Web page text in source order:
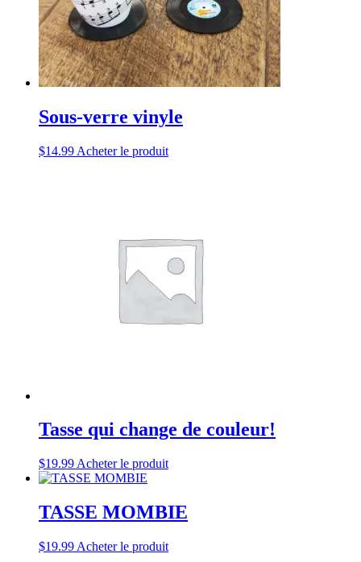
Sous-verre vinyle
$14.99 Acheter le produit
Tasse qui change de couleur!
$19.99 Acheter le produit
TASSE MOMBIE
$19.99 Acheter le produit